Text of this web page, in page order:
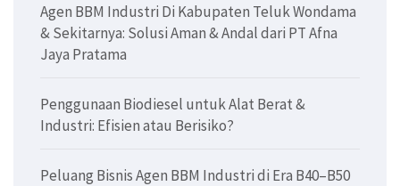
Agen BBM Industri Di Kabupaten Teluk Wondama
& Sekitarnya: Solusi Aman & Andal dari PT Afna
Jaya Pratama
Penggunaan Biodiesel untuk Alat Berat &
Industri: Efisien atau Berisiko?
Peluang Bisnis Agen BBM Industri di Era B40–B50